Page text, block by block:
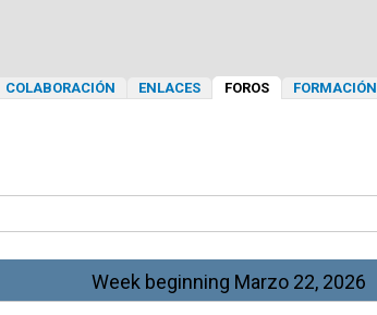
COLABORACIÓN ENLACES FOROS FORMACIÓN
Week beginning Marzo 22, 2026